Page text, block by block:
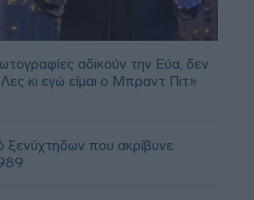
αδικούν την Εύα, δεν
κι εγώ είμαι ο Μπραντ Πιτ»
που ακρίβυνε